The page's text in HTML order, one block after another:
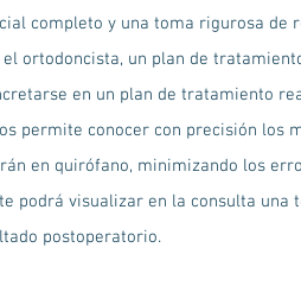
completo y una toma rigurosa de
ortodoncista, un plan de
en un plan de tratamiento
permite conocer con precisión los
en quirófano, minimizando los
podrá visualizar en la consulta una
postoperatorio.